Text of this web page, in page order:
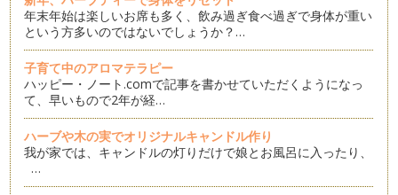
年末年始は楽しいお席も多く、飲み過ぎ食べ過ぎで身体が重い
という方多いのではないでしょうか？…
子育て中のアロマテラピー
ハッピー・ノート.comで記事を書かせていただくようになっ
て、早いもので2年が経…
ハーブや木の実でオリジナルキャンドル作り
我が家では、キャンドルの灯りだけで娘とお風呂に入ったり、
…